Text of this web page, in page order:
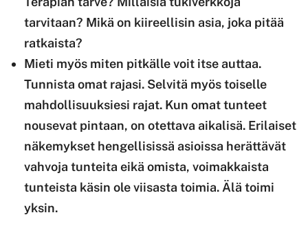
tarvitaan? Mikä on kiireellisin asia, joka pitää
ratkaista?
Mieti myös miten pitkälle voit itse auttaa.
Tunnista omat rajasi. Selvitä myös toiselle
mahdollisuuksiesi rajat. Kun omat tunteet
nousevat pintaan, on otettava aikalisä. Erilaiset
näkemykset hengellisissä asioissa herättävät
vahvoja tunteita eikä omista, voimakkaista
tunteista käsin ole viisasta toimia. Älä toimi
yksin.